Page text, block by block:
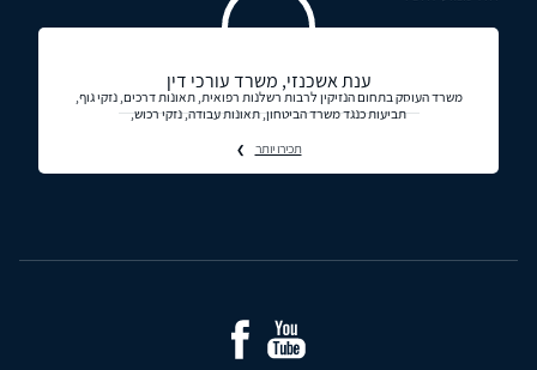
ענת אשכנזי, משרד עורכי דין
משרד העוסק בתחום הנזיקין לרבות רשלנות רפואית, תאונות דרכים, נזקי גוף,
תביעות כנגד משרד הביטחון, תאונות עבודה, נזקי רכוש,
תכירו יותר